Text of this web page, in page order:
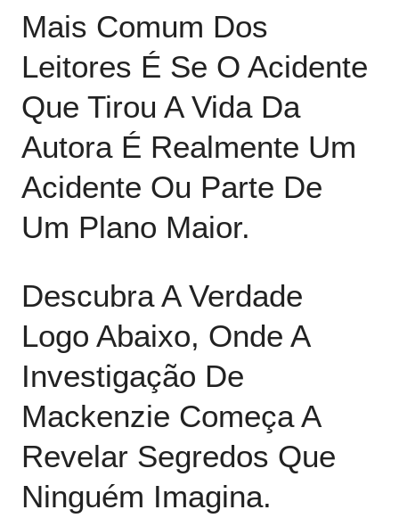
Mais Comum Dos
Leitores É Se O Acidente
Que Tirou A Vida Da
Autora É Realmente Um
Acidente Ou Parte De
Um Plano Maior.
Descubra A Verdade
Logo Abaixo, Onde A
Investigação De
Mackenzie Começa A
Revelar Segredos Que
Ninguém Imagina.